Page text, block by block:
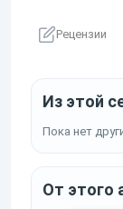
Рецензии
Из этой
Пока нет
От этого